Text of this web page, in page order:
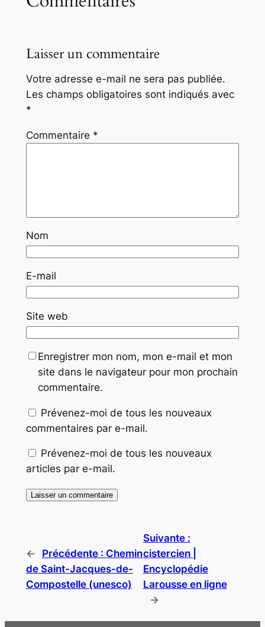
Laisser un commentaire
Votre adresse e-mail ne sera pas publiée.
Les champs obligatoires sont indiqués avec
*
Commentaire *
Nom
E-mail
Site web
Enregistrer mon nom, mon e-mail et mon
site dans le navigateur pour mon prochain
commentaire.
Prévenez-moi de tous les nouveaux
commentaires par e-mail.
Prévenez-moi de tous les nouveaux
articles par e-mail.
← Précédente : Chemin
de Saint-Jacques-de-
Compostelle (unesco)
Suivante :
cistercien |
Encyclopédie
Larousse en ligne
→